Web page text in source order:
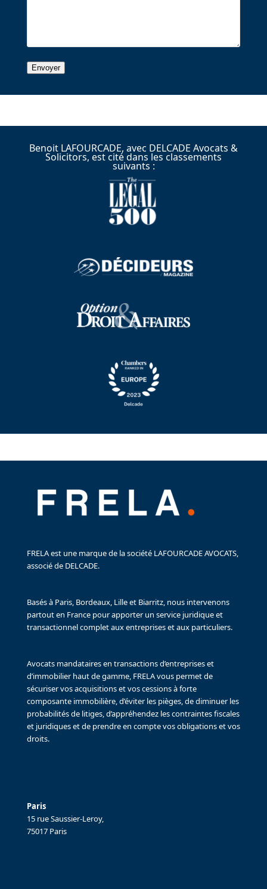
Benoit LAFOURCADE, avec DELCADE Avocats &
Solicitors, est cité dans les classements
suivants :
FRELA est une marque de la société LAFOURCADE AVOCATS,
associé de DELCADE.
Basés à Paris, Bordeaux, Lille et Biarritz, nous intervenons
partout en France pour apporter un service juridique et
transactionnel complet aux entreprises et aux particuliers.
Avocats mandataires en transactions d’entreprises et
d’immobilier haut de gamme, FRELA vous permet de
sécuriser vos acquisitions et vos cessions à forte
composante immobilière, d’éviter les pièges, de diminuer les
probabilités de litiges, d’appréhendez les contraintes fiscales
et juridiques et de prendre en compte vos obligations et vos
droits.
Paris
15 rue Saussier-Leroy,
75017 Paris